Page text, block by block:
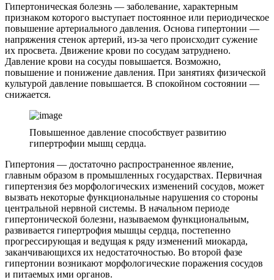
Гипертоническая болезнь — заболевание, характерным
признаком которого выступает постоянное или периодическое
повышение артериального давления. Основа гипертонии —
напряжения стенок артерий, из-за чего происходит сужение
их просвета. Движение крови по сосудам затруднено.
Давление крови на сосуды повышается. Возможно,
повышение и понижение давления. При занятиях физической
культурой давление повышается. В спокойном состоянии —
снижается.
Повышенное давление способствует развитию
гипертрофии мышц сердца.
Гипертония — достаточно распространенное явление,
главным образом в промышленных государствах. Первичная
гипертензия без морфологических изменений сосудов, может
вызвать некоторые функциональные нарушения со стороны
центральной нервной системы. В начальном периоде
гипертонической болезни, называемом функциональным,
развивается гипертрофия мышцы сердца, постепенно
прогрессирующая и ведущая к ряду изменений миокарда,
заканчивающихся их недостаточностью. Во второй фазе
гипертонии возникают морфологические поражения сосудов
и питаемых ими органов.